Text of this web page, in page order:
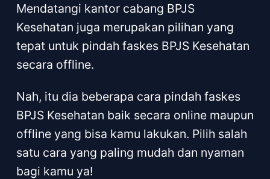
Mendatangi kantor cabang BPJS
Kesehatan juga merupakan pilihan yang
tepat untuk pindah faskes BPJS Kesehatan
secara offline.
Nah, itu dia beberapa cara pindah faskes
BPJS Kesehatan baik secara online maupun
offline yang bisa kamu lakukan. Pilih salah
satu cara yang paling mudah dan nyaman
bagi kamu ya!